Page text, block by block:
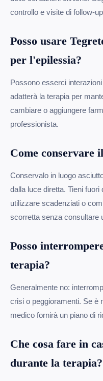
controllo e visite di follow-
Posso usare
per l'epilessia?
Possono esserci
adatterà la terapia per
cambiare o aggiungere
professionista.
Come conservare
Conservalo in luogo
dalla luce diretta. Tieni
utilizzare scadenziati o
scorretta senza consultare
Posso
terapia?
Generalmente no:
crisi o peggioramenti. Se è
medico fornirà un piano di
Che cosa fare in
durante la terapia?